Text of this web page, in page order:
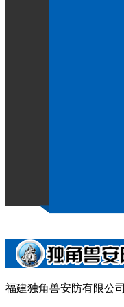
【相关推荐】
福建独角兽安防有限公司